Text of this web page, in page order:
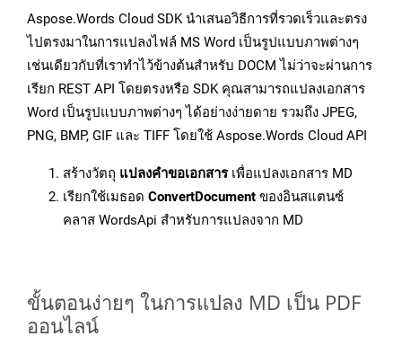
Aspose.Words Cloud SDK นำเสนอวิธีการที่รวดเร็วและตรง
ไปตรงมาในการแปลงไฟล์ MS Word เป็นรูปแบบภาพต่างๆ
เช่นเดียวกับที่เราทำไว้ข้างต้นสำหรับ DOCM ไม่ว่าจะผ่านการ
เรียก REST API โดยตรงหรือ SDK คุณสามารถแปลงเอกสาร
Word เป็นรูปแบบภาพต่างๆ ได้อย่างง่ายดาย รวมถึง JPEG,
PNG, BMP, GIF และ TIFF โดยใช้ Aspose.Words Cloud API
สร้างวัตถุ แปลงคำขอเอกสารเพื่อแปลงเอกสาร MD
เรียกใช้เมธอด ConvertDocument ของอินสแตนซ์
คลาส WordsApi สำหรับการแปลงจาก MD
ขั้นตอนง่ายๆ ในการแปลง MD เป็น PDF
ออนไลน์